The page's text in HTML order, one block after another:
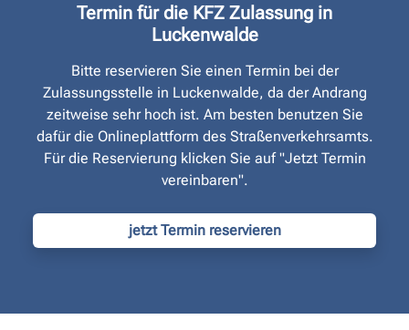
Termin für die KFZ Zulassung in
Luckenwalde
Bitte reservieren Sie einen Termin bei der
Zulassungsstelle in Luckenwalde, da der Andrang
zeitweise sehr hoch ist. Am besten benutzen Sie
dafür die Onlineplattform des Straßen­verkehrsamts.
Für die Reservierung klicken Sie auf "Jetzt Termin
vereinbaren".
jetzt Termin reservieren